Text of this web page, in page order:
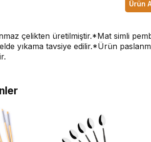
Ürün
çelikten üretilmiştir.*Mat simli
yıkama tavsiye edilir.*Ürün